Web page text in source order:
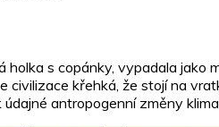
s copánky, vypadala jako
křehká, že stojí na
antropogenní změny